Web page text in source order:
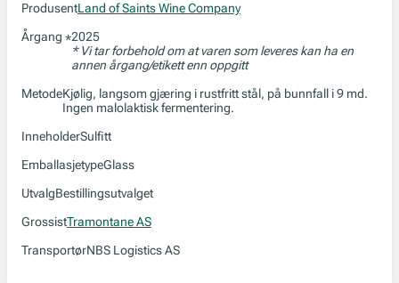
ProdusentLand of Saints Wine Company
Årgang *2025
* Vi tar forbehold om at varen som leveres kan ha en
annen årgang/etikett enn oppgitt
MetodeKjølig, langsom gjæring i rustfritt stål, på bunnfall i 9 md.
Ingen malolaktisk fermentering.
InneholderSulfitt
EmballasjetypeGlass
UtvalgBestillingsutvalget
GrossistTramontane AS
TransportørNBS Logistics AS